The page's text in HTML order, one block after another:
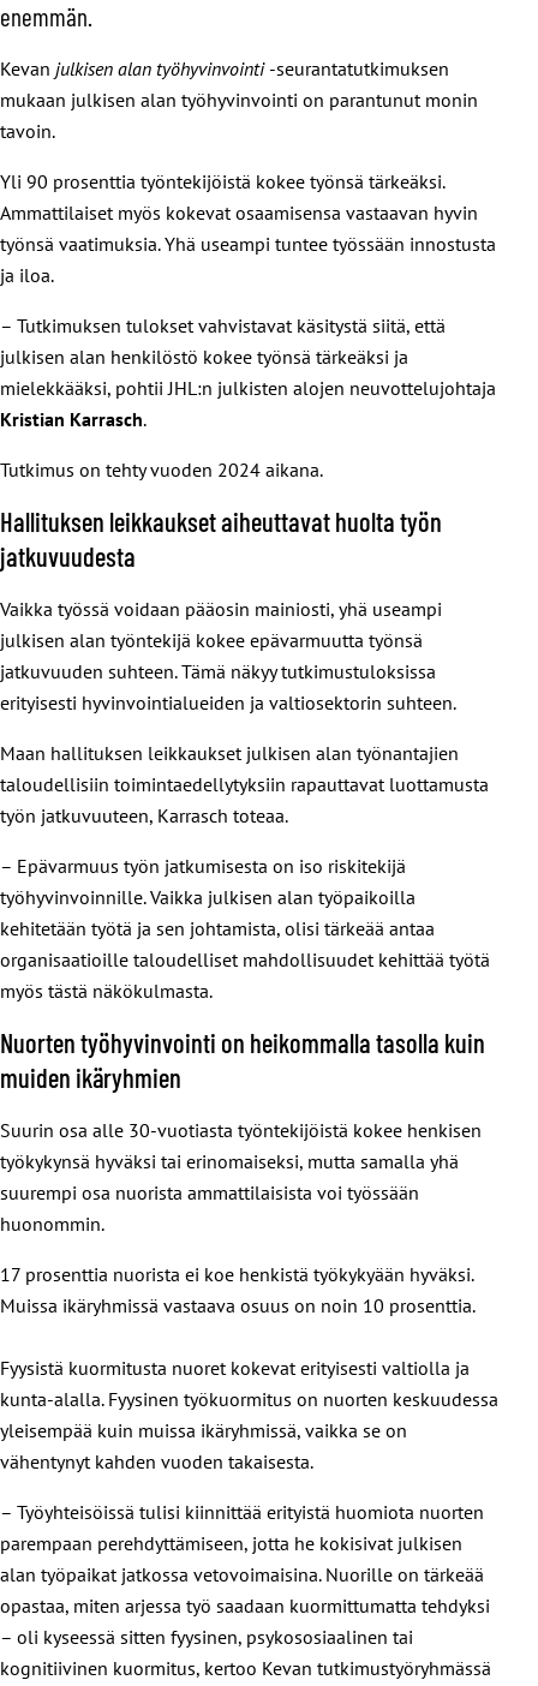
enemmän.
Kevan julkisen alan työhyvinvointi -seurantatutkimuksen
mukaan julkisen alan työhyvinvointi on parantunut monin
tavoin.
Yli 90 prosenttia työntekijöistä kokee työnsä tärkeäksi.
Ammattilaiset myös kokevat osaamisensa vastaavan hyvin
työnsä vaatimuksia. Yhä useampi tuntee työssään innostusta
ja iloa.
– Tutkimuksen tulokset vahvistavat käsitystä siitä, että
julkisen alan henkilöstö kokee työnsä tärkeäksi ja
mielekkääksi, pohtii JHL:n julkisten alojen neuvottelujohtaja
Kristian Karrasch.
Tutkimus on tehty vuoden 2024 aikana.
Hallituksen leikkaukset aiheuttavat huolta työn
jatkuvuudesta
Vaikka työssä voidaan pääosin mainiosti, yhä useampi
julkisen alan työntekijä kokee epävarmuutta työnsä
jatkuvuuden suhteen. Tämä näkyy tutkimustuloksissa
erityisesti hyvinvointialueiden ja valtiosektorin suhteen.
Maan hallituksen leikkaukset julkisen alan työnantajien
taloudellisiin toimintaedellytyksiin rapauttavat luottamusta
työn jatkuvuuteen, Karrasch toteaa.
– Epävarmuus työn jatkumisesta on iso riskitekijä
työhyvinvoinnille. Vaikka julkisen alan työpaikoilla
kehitetään työtä ja sen johtamista, olisi tärkeää antaa
organisaatioille taloudelliset mahdollisuudet kehittää työtä
myös tästä näkökulmasta.
Nuorten työhyvinvointi on heikommalla tasolla kuin
muiden ikäryhmien
Suurin osa alle 30-vuotiasta työntekijöistä kokee henkisen
työkykynsä hyväksi tai erinomaiseksi, mutta samalla yhä
suurempi osa nuorista ammattilaisista voi työssään
huonommin.
17 prosenttia nuorista ei koe henkistä työkykyään hyväksi.
Muissa ikäryhmissä vastaava osuus on noin 10 prosenttia.
Fyysistä kuormitusta nuoret kokevat erityisesti valtiolla ja
kunta-alalla. Fyysinen työkuormitus on nuorten keskuudessa
yleisempää kuin muissa ikäryhmissä, vaikka se on
vähentynyt kahden vuoden takaisesta.
– Työyhteisöissä tulisi kiinnittää erityistä huomiota nuorten
parempaan perehdyttämiseen, jotta he kokisivat julkisen
alan työpaikat jatkossa vetovoimaisina. Nuorille on tärkeää
opastaa, miten arjessa työ saadaan kuormittumatta tehdyksi
– oli kyseessä sitten fyysinen, psykososiaalinen tai
kognitiivinen kuormitus, kertoo Kevan tutkimustyöryhmässä